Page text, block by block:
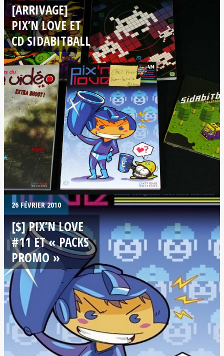
[ARRIVAGE]
PIX’N LOVE ET
CD SIDABITBALL
26 FÉVRIER 2010
[$] PIX’N LOVE
#11 ET « PACKS
PROMO »